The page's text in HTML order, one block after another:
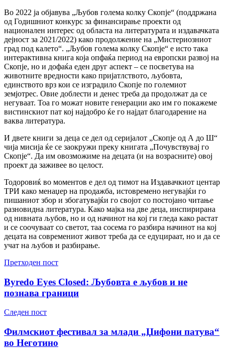
Во 2022 ја објавува „Љубов голема колку Скопје“ (поддржана
од Годишниот конкурс за финансирање проекти од
национален интерес од областа на литературата и издавачката
дејност за 2021/2022) како продолжение на „Мистериозниот
град под калето“. „Љубов голема колку Скопје“ е исто така
интерактивна книга која опфаќа период на европски развој на
Скопје, но и дофаќа еден друг аспект – се посветува на
животните вредности како пријатлството, љубовта,
единството врз кои се изградило Скопје по големиот
земјотрес. Овие доблести и денес треба да продолжат да се
негуваат. Тоа го можат новите генерации ако им го покажеме
вистинскиот пат кој најдобро ќе го најдат благодарение на
ваква литература.
И двете книги за деца се дел од серијалот „Скопје од А до Ш“
чија мисија ќе се заокружи преку книгата „Почувствувај го
Скопје“. Да им овозможиме на децата (и на возрасните) овој
проект да заживее во целост.
Тодоровиќ во моментов е дел од тимот на Издавачкиот центар
ТРИ како менаџер на продажба, истовремено негувајќи го
пишаниот збор и збогатувајќи го својот со постојано читање
разновидна литература. Како мајка на две деца, инспирирана
од нивната љубов, но и од начинот на кој ги гледа како растат
и се соочуваат со светот, таа сосема го разбира начинот на кој
децата на современиот живот треба да се едуцираат, но и да се
учат на љубов и разбирање.
Претходен пост
Byredo Eyes Closed: Љубовта е љубов и не
познава граници
Следен пост
Филмскиот фестивал за млади „Џифони патува“
во Неготино